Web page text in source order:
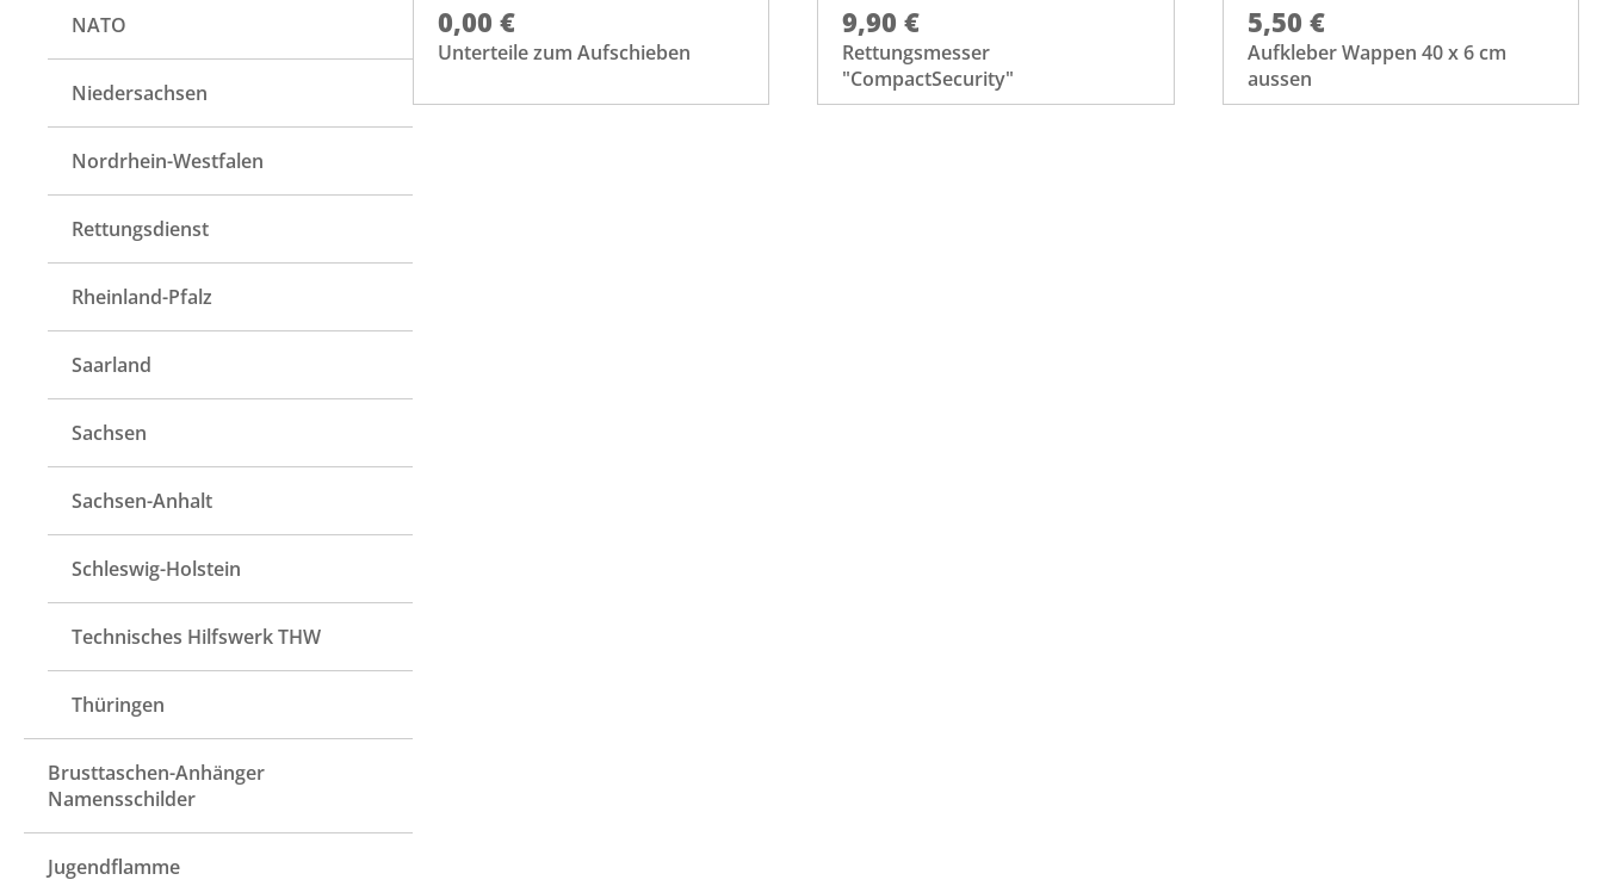
NATO
Niedersachsen
Nordrhein-Westfalen
Rettungsdienst
Rheinland-Pfalz
Saarland
Sachsen
Sachsen-Anhalt
Schleswig-Holstein
Technisches Hilfswerk THW
Thüringen
Brusttaschen-Anhänger
Namensschilder
Jugendflamme
0,00 €
Unterteile zum Aufschieben
9,90 €
Rettungsmesser
"CompactSecurity"
5,50 €
Aufkleber Wappen 40 x 6 cm
aussen